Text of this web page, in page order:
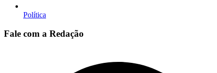
Política
Fale com a Redação